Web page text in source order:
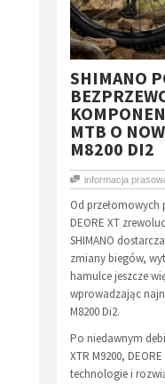
SHIMANO
MTB O
M8200 DI2
informacja
Od
DEORE XT
SHIMANO
zmiany biegów,
hamulce jeszcze
wprowadzając
M8200 Di2.
Po niedawnym
XTR M9200,
technologie i